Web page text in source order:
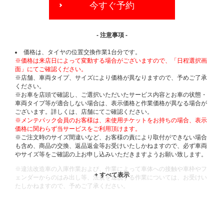
今すぐ予約
- 注意事項 -
価格は、タイヤの位置交換作業1台分です。
※価格は来店日によって変動する場合がございますので、「日程選択画
面」にてご確認ください。
※店舗、車両タイプ、サイズにより価格が異なりますので、予めご了承
ください。
※お車を店頭で確認し、ご選択いただいたサービス内容とお車の状態・
車両タイプ等が適合しない場合は、表示価格と作業価格が異なる場合が
ございます。詳しくは、店舗にてご確認ください。
※メンテパック会員のお客様は、未使用チケットをお持ちの場合、表示
価格に関わらず当サービスをご利用頂けます。
※ご注文時のサイズ間違いなど、お客様の責により取付ができない場合
も含め、商品の交換、返品返金等お受けいたしかねますので、必ず車両
やサイズ等をご確認の上お申し込みいただきますようお願い致します。
※違法改造車の入庫作業および、作業によって車体への接触や車枠やフ
ェンダーからのはみ出し等、法規を逸脱する作業については、お受けい
たしかねますので、予めご了承ください。